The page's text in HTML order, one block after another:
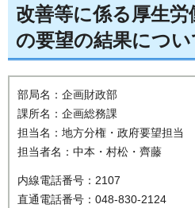
改善等に係る厚生
の要望の結果につい
部局名：企画財政部
課所名：企画総務課
担当名：地方分権・政府要望担当
担当者名：中本・村松・齊藤
内線電話番号：2107
直通電話番号：048-830-2124